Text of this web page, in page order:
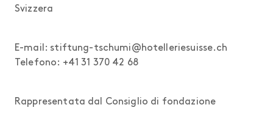
Svizzera
E-mail: stiftung-tschumi@hotelleriesuisse.ch
Telefono: +41 31 370 42 68
Rappresentata dal Consiglio di fondazione